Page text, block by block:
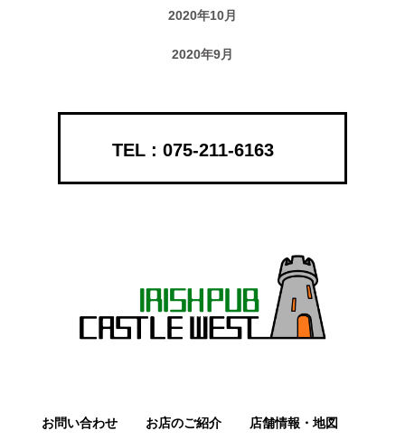
2020年10月
2020年9月
075-211-6163
お問い合わせ お店のご紹介 店舗情報・地図